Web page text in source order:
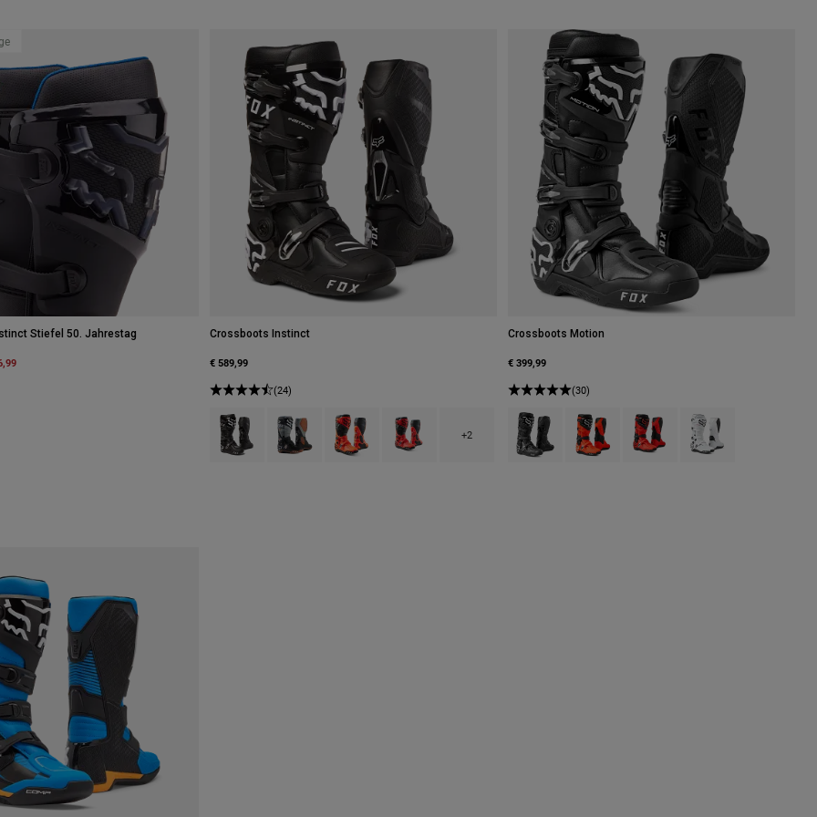
Stiefel 50. Jahrestag Crossboots Instinct
€ 589,99
(24)
Product swatch type of Schwarz.
Product swatch type of Schwarz/Grau.
Product swatch type of Fluoreszierendes Orange.
Product swatch type of Fluoreszierendes Rot.
+2
Crossboots Motion
€ 399,99
(30)
Product swatch type of Schwarz.
Product swatch type of Fluoreszierendes
Product swatch type of
Product swatch type of